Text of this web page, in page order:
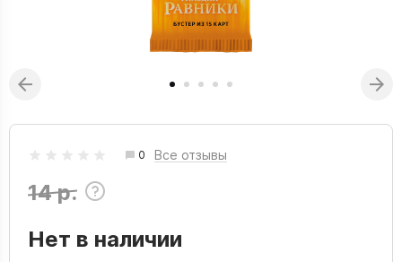
0 Все отзывы
14 р.
Нет в наличии